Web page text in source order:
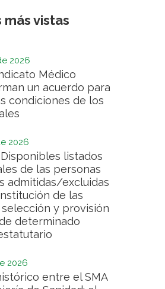
vistas
2026
Médico
un acuerdo para
condiciones de los
2026
Disponibles listados
de las personas
admitidas/excluidas
de las
selección y provisión
determinado
2026
entre el SMA